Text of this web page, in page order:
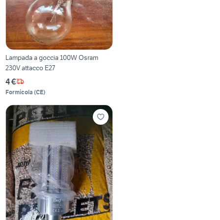
Lampada a goccia 100W Osram
230V attacco E27
4 €
Formicola (CE)